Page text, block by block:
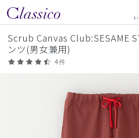
Scrub Canvas Club:SESAME
ンツ(男女兼用)
4件